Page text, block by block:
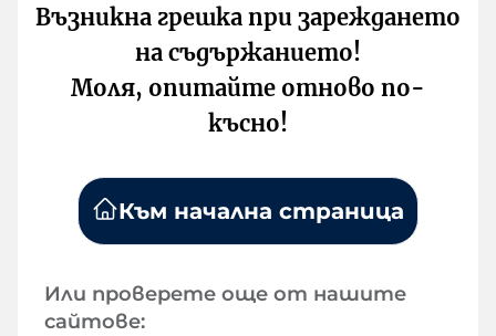
Възникна грешка при зареждането
на съдържанието!
Моля, опитайте отново по-
късно!
Към начална страница
Или проверете още от нашите
сайтове: